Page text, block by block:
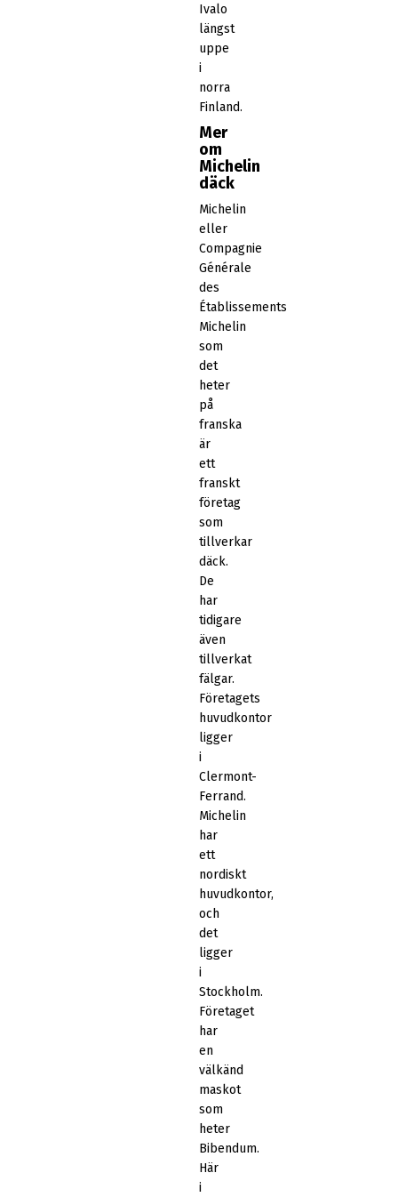
Ivalo
längst
uppe
i
norra
Finland.
Mer
om
Michelin
däck
Michelin
eller
Compagnie
Générale
des
Établissements
Michelin
som
det
heter
på
franska
är
ett
franskt
företag
som
tillverkar
däck.
De
har
tidigare
även
tillverkat
fälgar.
Företagets
huvudkontor
ligger
i
Clermont-
Ferrand.
Michelin
har
ett
nordiskt
huvudkontor,
och
det
ligger
i
Stockholm.
Företaget
har
en
välkänd
maskot
som
heter
Bibendum.
Här
i